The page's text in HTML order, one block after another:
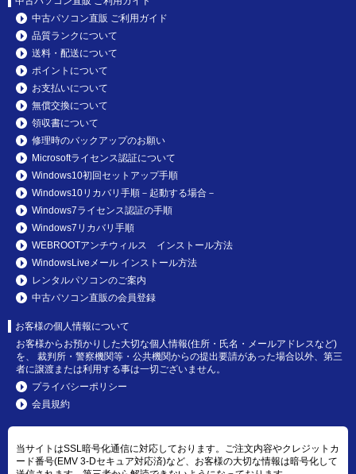
中古パソコン直販 ご利用ガイド
品質ランクについて
送料・配送について
ポイントについて
お支払いについて
無償交換について
領収書について
修理時のバックアップのお願い
Microsoftライセンス認証について
Windows10初回セットアップ手順
Windows10リカバリ手順－起動する場合－
Windows7ライセンス認証の手順
Windows7リカバリ手順
WEBROOTアンチウィルス インストール方法
WindowsLiveメール インストール方法
レンタルパソコンのご案内
中古パソコン直販の会員登録
お客様の個人情報について
お客様からお預かりした大切な個人情報(住所・氏名・メールアドレスなど)
を、 裁判所・警察機関等・公共機関からの提出要請があった場合以外、第三
者に譲渡または利用する事は一切ございません。
プライバシーポリシー
会員規約
当サイトはSSL暗号化通信に対応しております。ご注文内容やクレジットカ
ード番号(EMV 3-Dセキュア対応済)など、お客様の大切な情報は暗号化して